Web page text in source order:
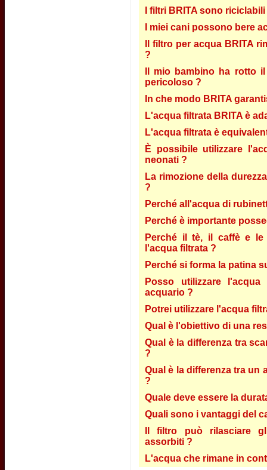
I filtri BRITA sono
I miei cani possono bere
Il filtro per acqua BRITA
?
Il mio bambino ha rotto
pericoloso ?
In che modo BRITA
L'acqua filtrata BRITA è
L'acqua filtrata è
È possibile utilizzare
neonati ?
La rimozione della
?
Perché all'acqua di
Perché è importante
Perché il tè, il caffè e
l'acqua filtrata ?
Perché si forma la patina
Posso utilizzare
acquario ?
Potrei utilizzare l'acqua
Qual è l'obiettivo di una
Qual è la differenza tra
?
Qual è la differenza tra un
?
Quale deve essere la
Quali sono i vantaggi del
Il filtro può rilasciare
assorbiti ?
L'acqua che rimane in